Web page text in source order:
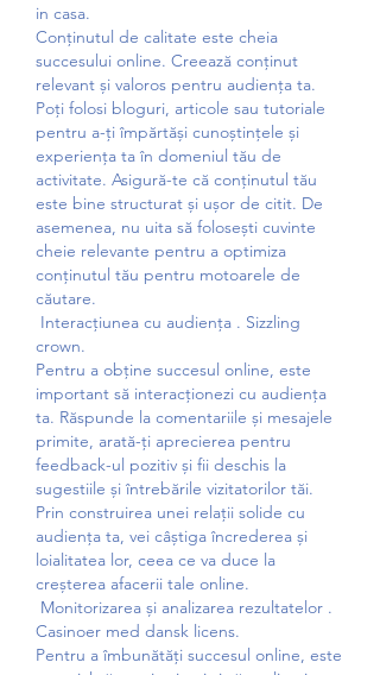
in casa.
Conținutul de calitate este cheia
succesului online. Creează conținut
relevant și valoros pentru audiența ta.
Poți folosi bloguri, articole sau tutoriale
pentru a-ți împărtăși cunoștințele și
experiența ta în domeniul tău de
activitate. Asigură-te că conținutul tău
este bine structurat și ușor de citit. De
asemenea, nu uita să folosești cuvinte
cheie relevante pentru a optimiza
conținutul tău pentru motoarele de
căutare.
crown.
Pentru a obține succesul online, este
important să interacționezi cu audiența
ta. Răspunde la comentariile și mesajele
primite, arată-ți aprecierea pentru
feedback-ul pozitiv și fii deschis la
sugestiile și întrebările vizitatorilor tăi.
Prin construirea unei relații solide cu
audiența ta, vei câștiga încrederea și
loialitatea lor, ceea ce va duce la
creșterea afacerii tale online.
Casinoer med dansk licens.
Pentru a îmbunătăți succesul online, este